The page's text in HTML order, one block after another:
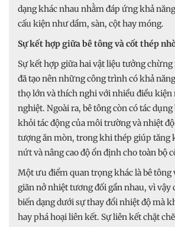
dạng khác nhau nhằm đáp ứng khả
cấu kiện như dầm, sàn, cột hay móng.
Sự kết hợp giữa bê tông và cốt thép
Sự kết hợp giữa hai vật liệu tưởng
đã tạo nên những công trình có khả
thọ lớn và thích nghi với nhiều điều
nghiệt. Ngoài ra, bê tông còn có tác dụng
khỏi tác động của môi trường và nhiệt
tượng ăn mòn, trong khi thép giúp tăng
nứt và nâng cao độ ổn định cho toàn bộ
Một ưu điểm quan trọng khác là bê tông
giãn nở nhiệt tương đối gần nhau, vì vậy
biến dạng dưới sự thay đổi nhiệt độ mà
hay phá hoại liên kết. Sự liên kết chặt